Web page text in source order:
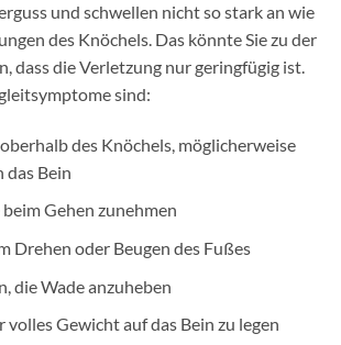
und schwellen nicht so stark an wie
des Knöchels. Das könnte Sie zu der
dass die Verletzung nur geringfügig ist.
sind:
des Knöchels, möglicherweise
das Bein
Gehen zunehmen
Drehen oder Beugen des Fußes
die Wade anzuheben
Gewicht auf das Bein zu legen